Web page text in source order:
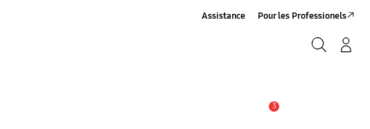
Assistance Pour les Professionels
3